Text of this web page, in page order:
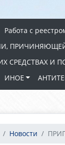
Работа с
СРЕДСТВАХ И
ИНОЕ
Новости